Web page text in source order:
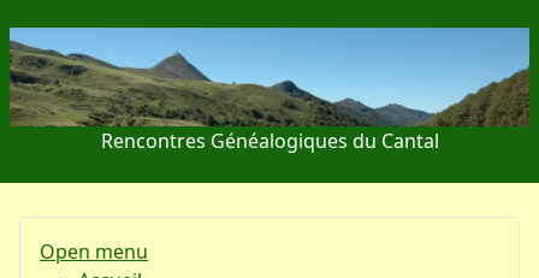
Rencontres Généalogiques du Cantal
Open menu